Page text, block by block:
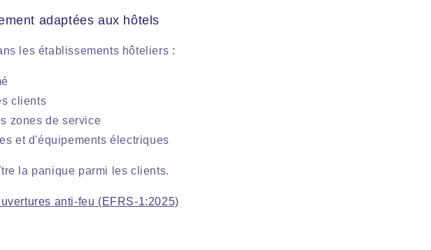
adaptées aux hôtels
les établissements hôteliers :
clients
zones de service
et d'équipements électriques
la panique parmi les clients.
anti-feu (EFRS-1:2025)